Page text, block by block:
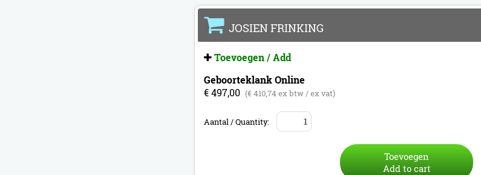
JOSIEN FRINKING
Toevoegen / Add
Geboorteklank Online
€ 497,00 (€ 410,74 ex btw / ex vat)
Aantal / Quantity:
Toevoegen
Add to cart